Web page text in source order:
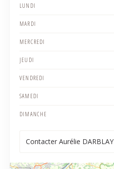
LUNDI
MARDI
MERCREDI
JEUDI
VENDREDI
SAMEDI
DIMANCHE
Contacter Aurélie DARBLAY